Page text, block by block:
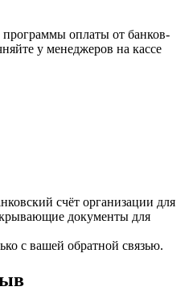
оплаты от банков-
у менеджеров на кассе
счёт организации для
документы для
с вашей обратной связью.